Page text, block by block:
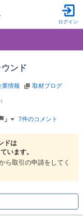
ログイン
ンド
業情報 取材ブログ
7件のコメント
ドは
います。
ら取引の申請をしてく